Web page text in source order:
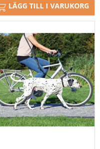
LÄGG TILL I VARUKORG